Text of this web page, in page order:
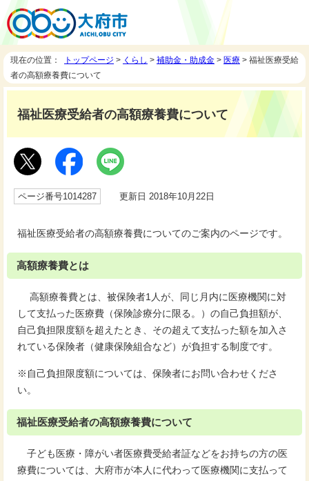
現在の位置： トップページ > くらし > 補助金・助成金 > 医療 > 福祉医療受給
者の高額療養費について
福祉医療受給者の高額療養費について
ページ番号1014287 更新日 2018年10月22日
福祉医療受給者の高額療養費についてのご案内のページです。
高額療養費とは
高額療養費とは、被保険者1人が、同じ月内に医療機関に対
して支払った医療費（保険診療分に限る。）の自己負担額が、
自己負担限度額を超えたとき、その超えて支払った額を加入さ
れている保険者（健康保険組合など）が負担する制度です。
※自己負担限度額については、保険者にお問い合わせくださ
い。
福祉医療受給者の高額療養費について
子ども医療・障がい者医療費受給者証などをお持ちの方の医
療費については、大府市が本人に代わって医療機関に支払って